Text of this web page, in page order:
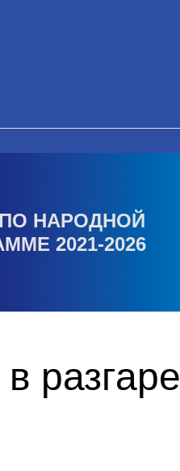
НАРОДНОЙ
2021-2026
разгаре